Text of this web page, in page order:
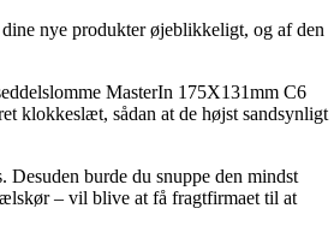
nye produkter øjeblikkeligt, og af den
MasterIn 175X131mm C6
klokkeslæt, sådan at de højst sandsynligt
Desuden burde du snuppe den mindst
– vil blive at få fragtfirmaet til at